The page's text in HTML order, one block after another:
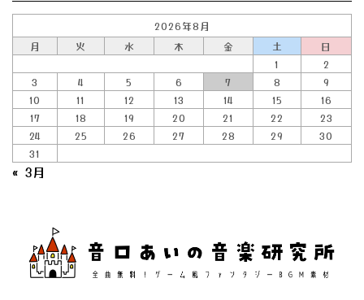
2026年8月
月
火 水 木 金 土
日
1
2
3
4 5 6 7 8
9
10
11 12 13 14 15
16
17
18 19 20 21 22
23
24
25 26 27 28 29
30
31
« 3月